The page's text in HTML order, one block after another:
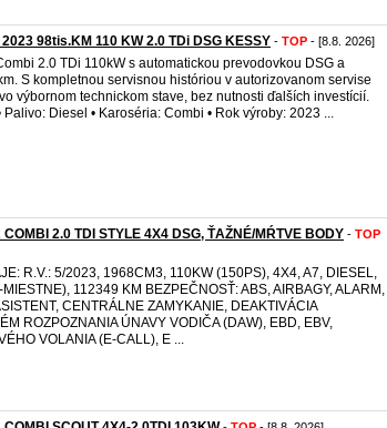
98tis.KM 110 KW 2.0 TDi DSG KESSY - TOP - [8.8. 2026]
2.0 TDi 110kW s automatickou prevodovkou DSG a
S kompletnou servisnou históriou v autorizovanom servise
výbornom technickom stave, bez nutnosti ďalších investícií.
Palivo: Diesel • Karoséria: Combi • Rok výroby: 2023 ...
2.0 TDI STYLE 4X4 DSG, ŤAŽNÉ/MŔTVE BODY - TOP
R.V.: 5/2023, 1968CM3, 110KW (150PS), 4X4, A7, DIESEL,
112349 KM BEZPEČNOSŤ: ABS, AIRBAGY, ALARM,
CENTRÁLNE ZAMYKANIE, DEAKTIVÁCIA
ROZPOZNANIA ÚNAVY VODIČA (DAW), EBD, EBV,
VOLANIA (E-CALL), E ...